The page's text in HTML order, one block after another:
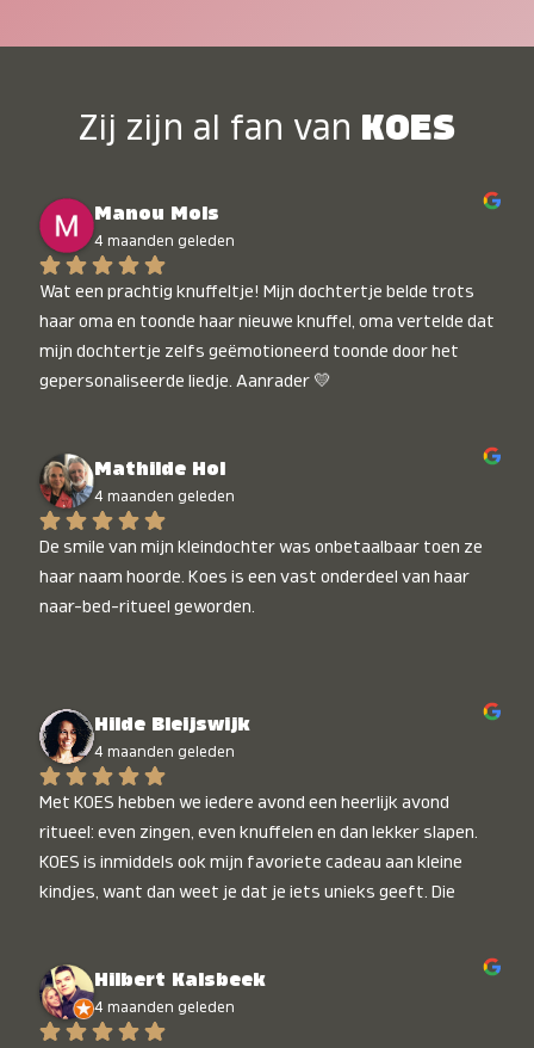
Zij zijn al fan van KOES
Manou Mols
4 maanden geleden
Wat een prachtig knuffeltje! Mijn dochtertje belde trots
haar oma en toonde haar nieuwe knuffel, oma vertelde dat
mijn dochtertje zelfs geëmotioneerd toonde door het
gepersonaliseerde liedje. Aanrader 💛
Mathilde Hol
4 maanden geleden
De smile van mijn kleindochter was onbetaalbaar toen ze
haar naam hoorde. Koes is een vast onderdeel van haar
naar-bed-ritueel geworden.
Hilde Bleijswijk
4 maanden geleden
Met KOES hebben we iedere avond een heerlijk avond
ritueel: even zingen, even knuffelen en dan lekker slapen.
KOES is inmiddels ook mijn favoriete cadeau aan kleine
kindjes, want dan weet je dat je iets unieks geeft. Die
Hilbert Kalsbeek
4 maanden geleden